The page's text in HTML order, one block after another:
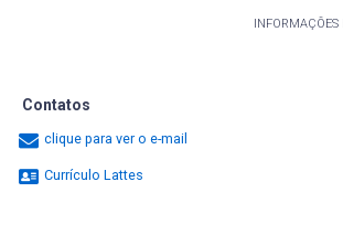
INFORMAÇÕES
Contatos
clique para ver o e-mail
Currículo Lattes